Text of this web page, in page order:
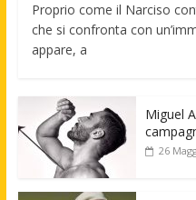
Proprio come il Narciso
che si confronta con
appare, a
Miguel
26